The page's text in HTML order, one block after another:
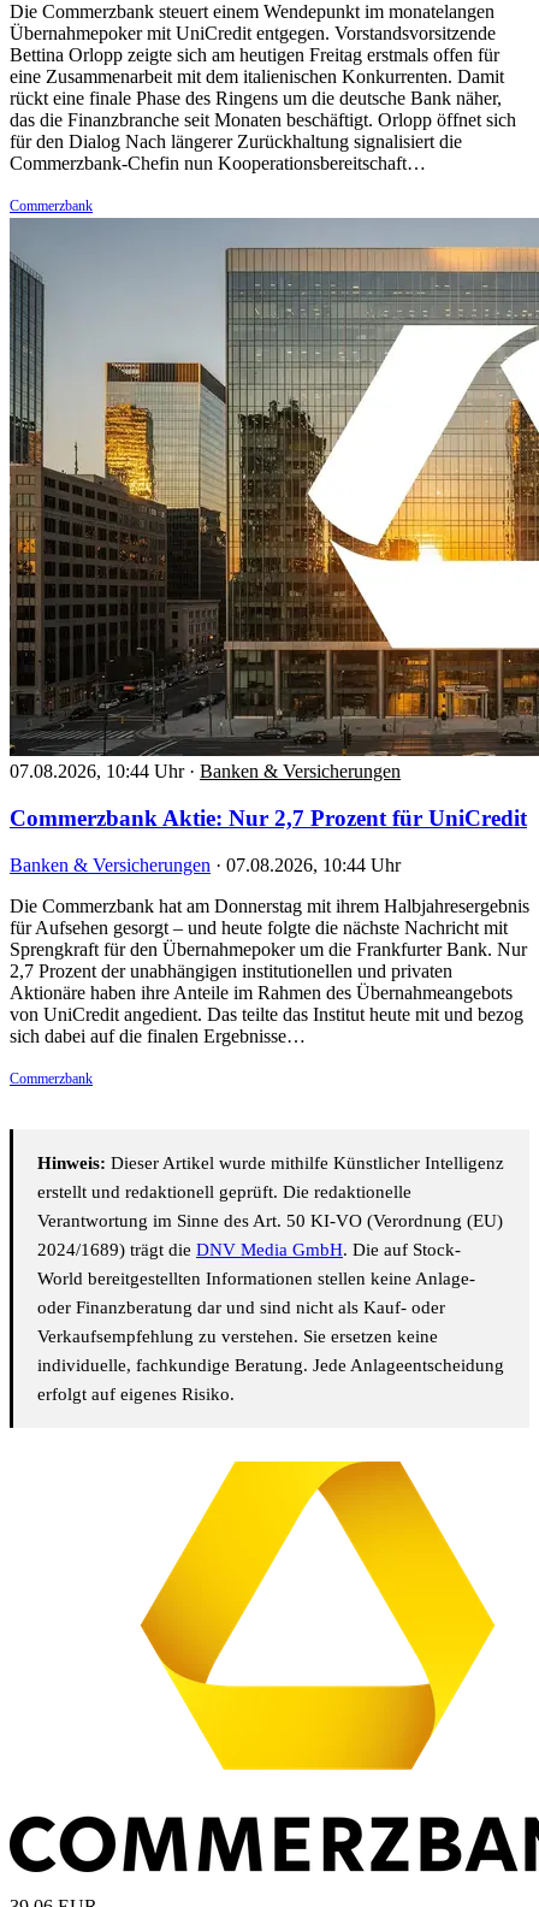
Die Commerzbank steuert einem Wendepunkt im monatelangen
Übernahmepoker mit UniCredit entgegen. Vorstandsvorsitzende
Bettina Orlopp zeigte sich am heutigen Freitag erstmals offen für
eine Zusammenarbeit mit dem italienischen Konkurrenten. Damit
rückt eine finale Phase des Ringens um die deutsche Bank näher,
das die Finanzbranche seit Monaten beschäftigt. Orlopp öffnet sich
für den Dialog Nach längerer Zurückhaltung signalisiert die
Commerzbank-Chefin nun Kooperationsbereitschaft…
Commerzbank
07.08.2026, 10:44 Uhr · Banken & Versicherungen
Commerzbank Aktie: Nur 2,7 Prozent für UniCredit
Banken & Versicherungen · 07.08.2026, 10:44 Uhr
Die Commerzbank hat am Donnerstag mit ihrem Halbjahresergebnis
für Aufsehen gesorgt – und heute folgte die nächste Nachricht mit
Sprengkraft für den Übernahmepoker um die Frankfurter Bank. Nur
2,7 Prozent der unabhängigen institutionellen und privaten
Aktionäre haben ihre Anteile im Rahmen des Übernahmeangebots
von UniCredit angedient. Das teilte das Institut heute mit und bezog
sich dabei auf die finalen Ergebnisse…
Commerzbank
Hinweis: Dieser Artikel wurde mithilfe Künstlicher Intelligenz
erstellt und redaktionell geprüft. Die redaktionelle
Verantwortung im Sinne des Art. 50 KI-VO (Verordnung (EU)
2024/1689) trägt die DNV Media GmbH. Die auf Stock-
World bereitgestellten Informationen stellen keine Anlage-
oder Finanzberatung dar und sind nicht als Kauf- oder
Verkaufsempfehlung zu verstehen. Sie ersetzen keine
individuelle, fachkundige Beratung. Jede Anlageentscheidung
erfolgt auf eigenes Risiko.